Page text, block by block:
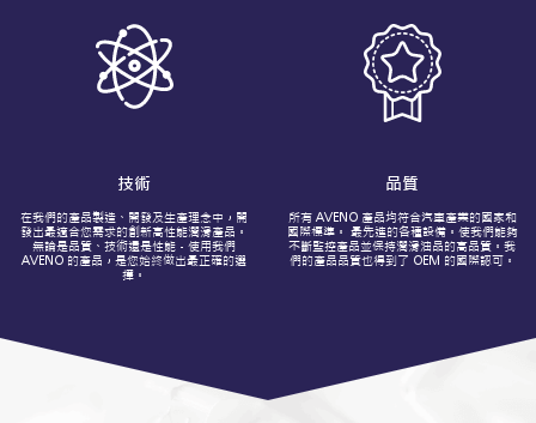
技術
在我們的產品製造、開發及生產理念中，開
發出最適合您需求的創新高性能潤滑產品。
無論是品質、技術還是性能 - 使用我們
AVENO 的產品，是您始終做出最正確的選
擇。
品質
所有 AVENO 產品均符合汽車產業的國家和
國際標準。 最先進的各種設備。使我們能夠
不斷監控產品並保持潤滑油品的高品質。我
們的產品品質也得到了 OEM 的國際認可。